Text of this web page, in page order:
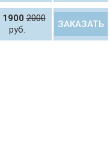
19002000
руб.
ЗАКАЗАТЬ